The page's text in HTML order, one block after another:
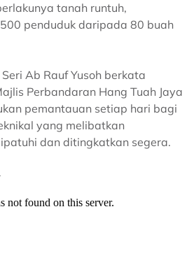
tanah runtuh,
penduduk daripada 80 buah
Ab Rauf Yusoh berkata
Perbandaran Hang Tuah Jaya
pemantauan setiap hari bagi
yang melibatkan
dan ditingkatkan segera.